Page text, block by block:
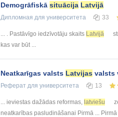
Demogrāfiskā situācija Latvijā
Дипломная для университета 33
... . Pastāvīgo iedzīvotāju skaits Latvijā
kas var būt ...
Neatkarīgas valsts Latvijas valsts
Реферат для университета 13
... ieviestas dažādas reformas, latviešu
neatkarības pasludināšanai Pirmā ...